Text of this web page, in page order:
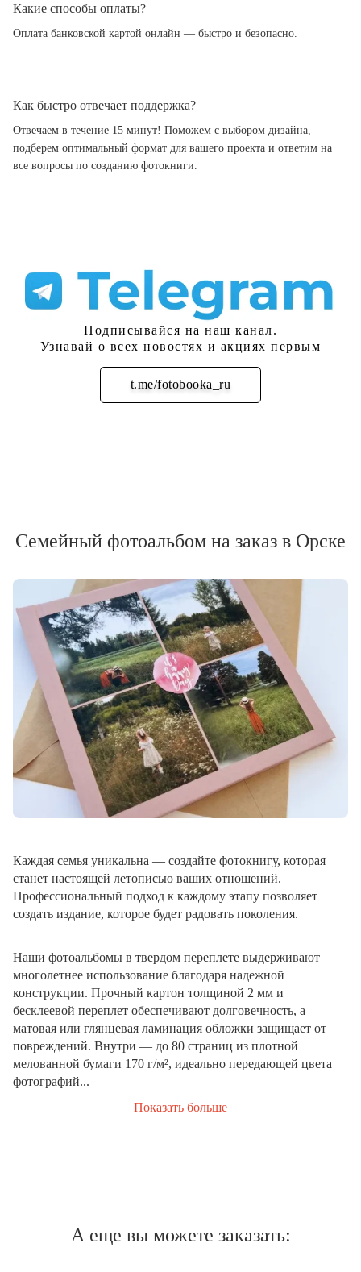
Какие способы оплаты?
Оплата банковской картой онлайн — быстро и безопасно.
Как быстро отвечает поддержка?
Отвечаем в течение 15 минут! Поможем с выбором дизайна,
подберем оптимальный формат для вашего проекта и ответим на
все вопросы по созданию фотокниги.
Подписывайся на наш канал.
Узнавай о всех новостях и акциях первым
t.me/fotobooka_ru
Подписаться
Семейный фотоальбом на заказ в Орске
Каждая семья уникальна — создайте фотокнигу, которая
станет настоящей летописью ваших отношений.
Профессиональный подход к каждому этапу позволяет
создать издание, которое будет радовать поколения.
Наши фотоальбомы в твердом переплете выдерживают
многолетнее использование благодаря надежной
конструкции. Прочный картон толщиной 2 мм и
бесклеевой переплет обеспечивают долговечность, а
матовая или глянцевая ламинация обложки защищает от
повреждений. Внутри — до 80 страниц из плотной
мелованной бумаги 170 г/м², идеально передающей цвета
фотографий...
Показать больше
А еще вы можете заказать: